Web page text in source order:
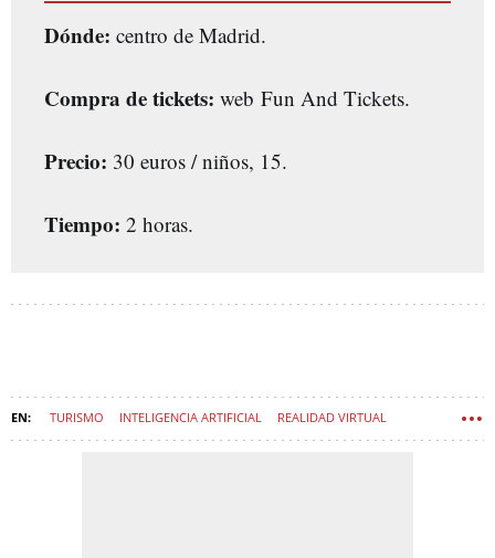
Dónde: centro de Madrid.
Compra de tickets: web Fun And Tickets.
Precio: 30 euros / niños, 15.
Tiempo: 2 horas.
TURISMO INTELIGENCIA ARTIFICIAL REALIDAD VIRTUAL